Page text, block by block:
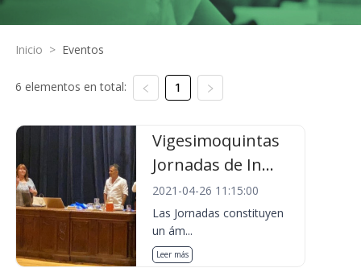
Inicio > Eventos
6 elementos en total: 1
Vigesimoquintas
Jornadas de In...
2021-04-26 11:15:00
Las Jornadas constituyen
un ám...
Leer más